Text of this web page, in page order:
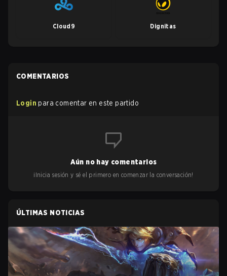
Cloud9 Dignitas
COMENTARIOS
Login para comentar en este partido
Aún no hay comentarios
¡Inicia sesión y sé el primero en comenzar la conversación!
ÚLTIMAS NOTICIAS